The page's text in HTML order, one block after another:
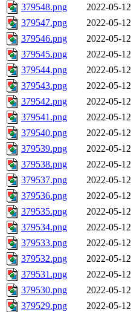
379548.png
2022-05-
379547.png
2022-05-
379546.png
2022-05-
379545.png
2022-05-
379544.png
2022-05-
379543.png
2022-05-
379542.png
2022-05-
379541.png
2022-05-
379540.png
2022-05-
379539.png
2022-05-
379538.png
2022-05-
379537.png
2022-05-
379536.png
2022-05-
379535.png
2022-05-
379534.png
2022-05-
379533.png
2022-05-
379532.png
2022-05-
379531.png
2022-05-
379530.png
2022-05-
379529.png
2022-05-